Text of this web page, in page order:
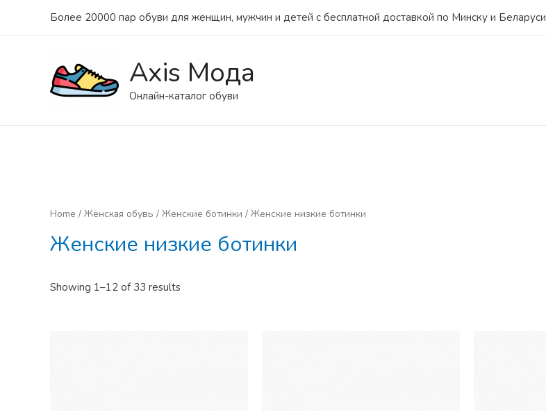
Более 20000 пар обуви для женщин, мужчин и детей с бесплатной доставкой по Минску и Беларуси
Axis Мода
Онлайн-каталог обуви
Home / Женская обувь / Женские ботинки / Женские низкие ботинки
Женские низкие ботинки
Showing 1–12 of 33 results